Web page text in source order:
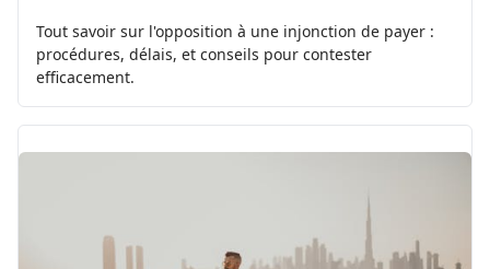
Tout savoir sur l'opposition à une injonction de payer :
procédures, délais, et conseils pour contester
efficacement.